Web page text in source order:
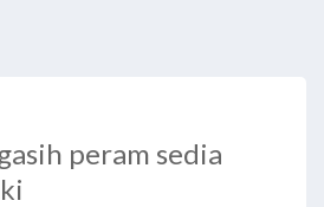
peram sedia